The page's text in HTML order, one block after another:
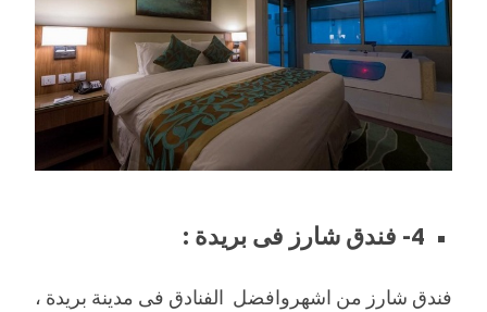
4- فندق شارز فى بريدة :
فندق شارز من اشهروافضل الفنادق فى مدينة بريدة ،